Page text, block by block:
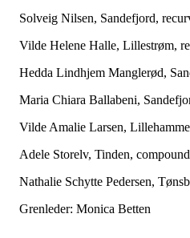
Solveig Nilsen, Sandefjord,
Vilde Helene Halle, Lillestrøm,
Hedda Lindhjem Manglerød,
Maria Chiara Ballabeni,
Vilde Amalie Larsen,
Adele Storelv, Tinden, compound
Nathalie Schytte Pedersen,
Grenleder: Monica Betten